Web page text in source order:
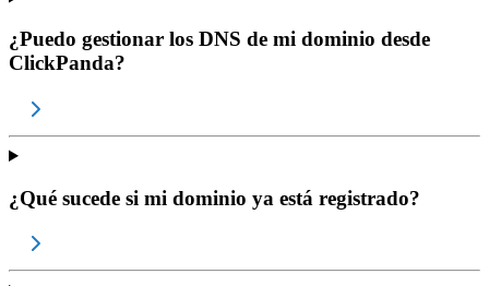
¿Puedo gestionar los DNS de mi dominio desde
ClickPanda?
¿Qué sucede si mi dominio ya está registrado?